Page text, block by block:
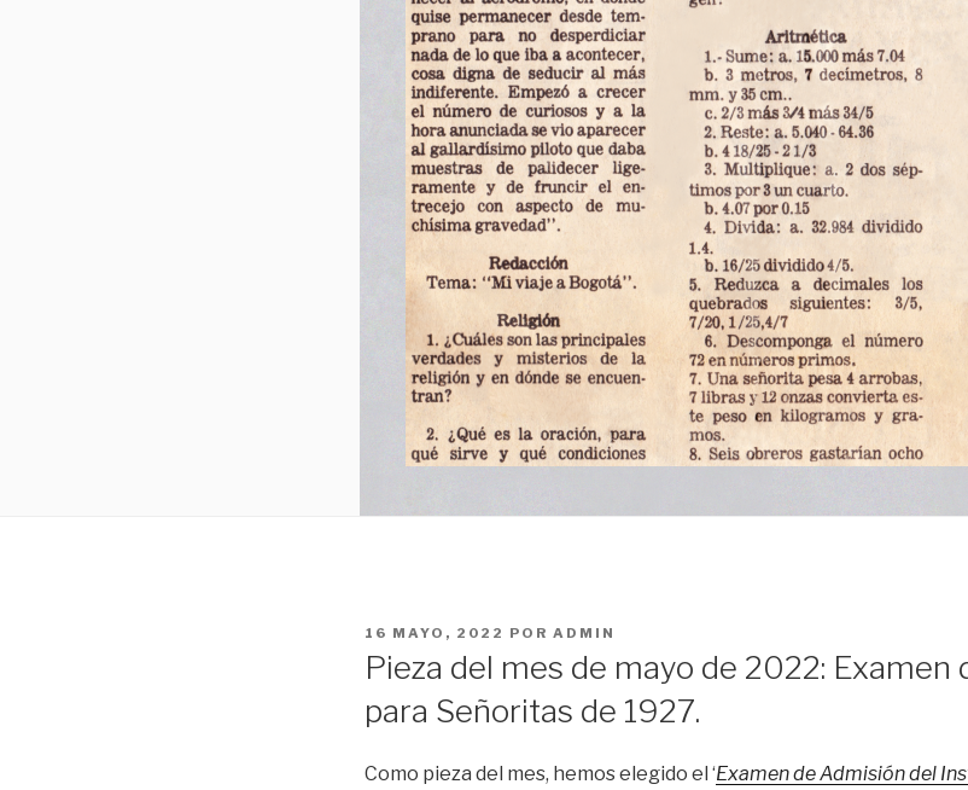
PUBLICADO
16 MAYO, 2022 POR ADMIN
Pieza del mes de mayo de 2022: Examen
para Señoritas de 1927.
Como pieza del mes, hemos elegido el ‘Examen de Admisión del